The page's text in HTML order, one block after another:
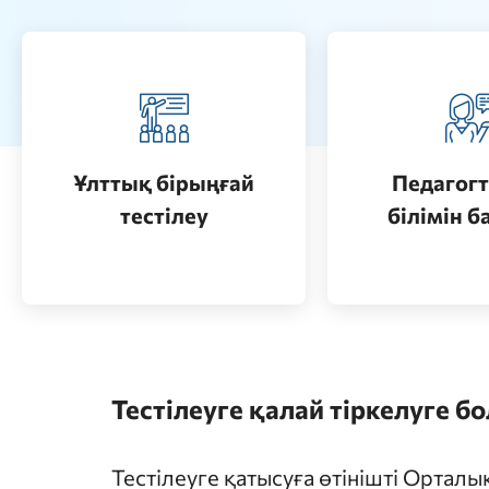
Ұлттық бірыңғай
тестілеу
Қазақстанда жоғары білім
Өту
білімінӨту
Тестілеуге қалай тіркелуге
Тестілеуге қатысуға өтінішті